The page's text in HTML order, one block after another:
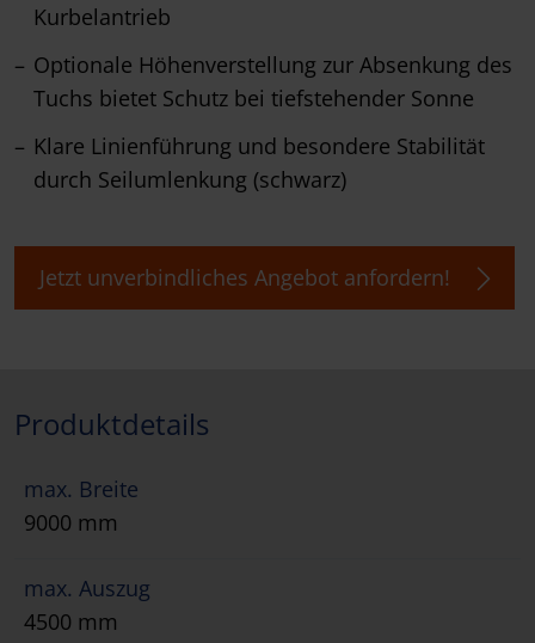
Kurbelantrieb
Optionale Höhenverstellung zur Absenkung des
Tuchs bietet Schutz bei tiefstehender Sonne
Klare Linienführung und besondere Stabilität
durch Seilumlenkung (schwarz)
Jetzt unverbindliches Angebot anfordern!
Produktdetails
max. Breite
9000 mm
max. Auszug
4500 mm